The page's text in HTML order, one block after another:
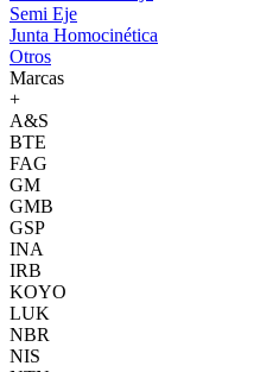
Semi Eje
Junta Homocinética
Otros
Marcas
+
A&S
BTE
FAG
GM
GMB
GSP
INA
IRB
KOYO
LUK
NBR
NIS